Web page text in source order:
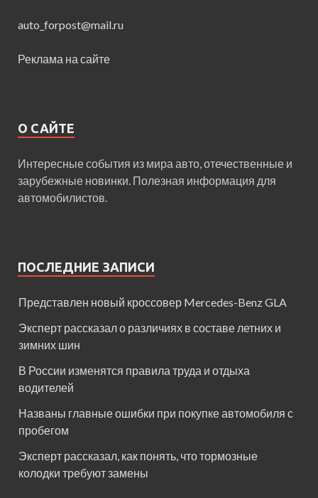
auto_forpost@mail.ru
Реклама на сайте
О САЙТЕ
Интересные события из мира авто, отечественные и
зарубежные новинки. Полезная информация для
автомобилистов.
ПОСЛЕДНИЕ ЗАПИСИ
Представлен новый кроссовер Mercedes-Benz GLA
Эксперт рассказал о различиях в составе летних и
зимних шин
В России изменятся правила труда и отдыха
водителей
Названы главные ошибки при покупке автомобиля с
пробегом
Эксперт рассказал, как понять, что тормозные
колодки требуют замены